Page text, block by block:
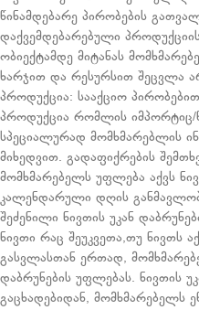
წინამდებარე პირობების
დაქვემდებარებული
ობიექტამდე მიტანას
ხარჯით და რესურსით შეცვლა
პროდუქცია: სააქციო
პროდუქცია რომლის
სპეციალურად მომხმარებლის
მიხედვით. გადაფიქრების
მომხმარებელს უფლება აქვს
კალენდარული დღის
შეძენილი ნივთის უკან
ნივთი რაც შეუკვეთა,თუ ნივთს
გასვლასთან ერთად,
დაბრუნების უფლებას. ნივთის
გაცხადებიდან, მომხმარებელს